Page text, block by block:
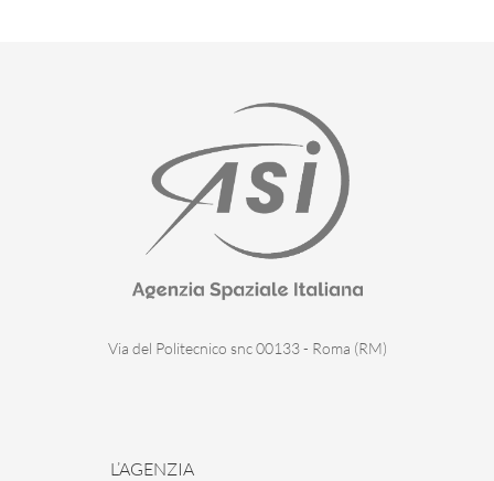
Via del Politecnico snc 00133 - Roma (RM)
L’AGENZIA